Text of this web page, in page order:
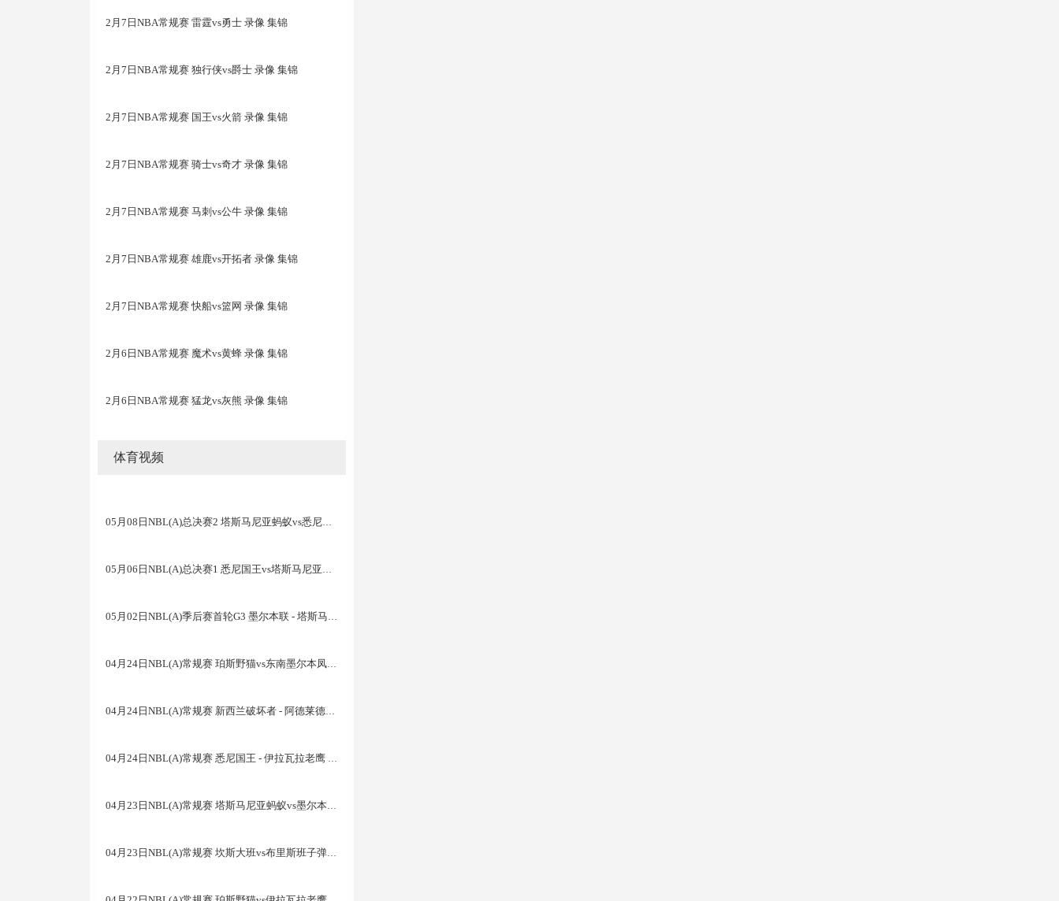
2月7日NBA常规赛 雷霆vs勇士 录像 集锦
2月7日NBA常规赛 独行侠vs爵士 录像 集锦
2月7日NBA常规赛 国王vs火箭 录像 集锦
2月7日NBA常规赛 骑士vs奇才 录像 集锦
2月7日NBA常规赛 马刺vs公牛 录像 集锦
2月7日NBA常规赛 雄鹿vs开拓者 录像 集锦
2月7日NBA常规赛 快船vs篮网 录像 集锦
2月6日NBA常规赛 魔术vs黄蜂 录像 集锦
2月6日NBA常规赛 猛龙vs灰熊 录像 集锦
体育视频
05月08日NBL(A)总决赛2 塔斯马尼亚蚂蚁vs悉尼国王 录像
05月06日NBL(A)总决赛1 悉尼国王vs塔斯马尼亚蚂蚁 全场录像
05月02日NBL(A)季后赛首轮G3 墨尔本联 - 塔斯马尼亚蚂蚁 录像集锦
04月24日NBL(A)常规赛 珀斯野猫vs东南墨尔本凤凰 录像
04月24日NBL(A)常规赛 新西兰破坏者 - 阿德莱德36人 录像集锦
04月24日NBL(A)常规赛 悉尼国王 - 伊拉瓦拉老鹰 录像集锦
04月23日NBL(A)常规赛 塔斯马尼亚蚂蚁vs墨尔本联 录像集锦
04月23日NBL(A)常规赛 坎斯大班vs布里斯班子弹 录像集锦